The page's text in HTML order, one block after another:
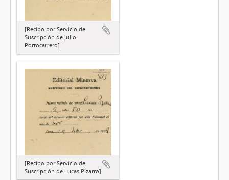
[Recibo por Servicio de
Suscripción de Julio
Portocarrero]
[Recibo por Servicio de
Suscripción de Lucas Pizarro]